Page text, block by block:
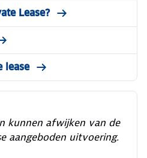
Lease?
lease
kunnen afwijken van de
aangeboden uitvoering.